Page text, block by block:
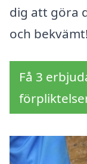
dig att göra
och bekvämt!
Få 3